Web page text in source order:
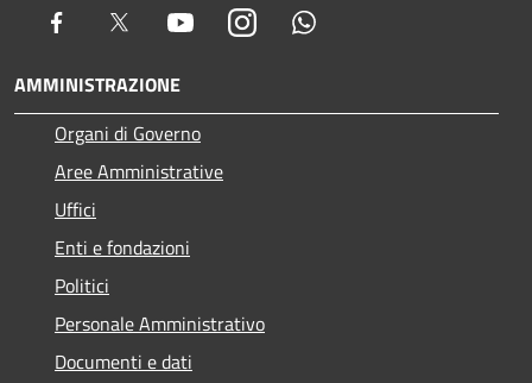
Facebook Twitter YoutubeInstagram
AMMINISTRAZIONE
Organi di Governo
Aree Amministrative
Uffici
Enti e fondazioni
Politici
Personale Amministrativo
Documenti e dati